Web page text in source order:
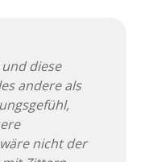
2016
2017
2018
diese
andere als
nicht der